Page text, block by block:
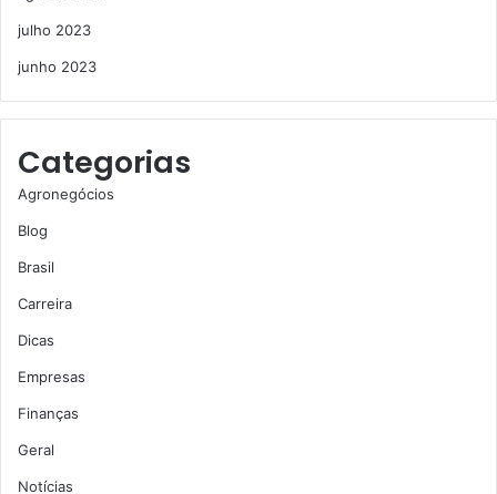
julho 2023
junho 2023
Categorias
Agronegócios
Blog
Brasil
Carreira
Dicas
Empresas
Finanças
Geral
Notícias